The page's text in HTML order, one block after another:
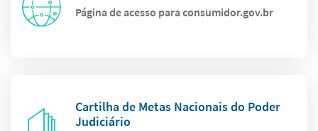
Página de acesso para consumidor.gov.br
Cartilha de Metas Nacionais do Poder
Judiciário